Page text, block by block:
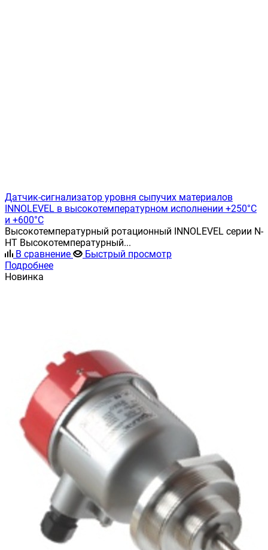
Датчик-сигнализатор уровня сыпучих материалов
INNOLEVEL в высокотемпературном исполнении +250°C
и +600°C
Высокотемпературный ротационный INNOLEVEL серии N-
HT Высокотемпературный...
В сравнение
Быстрый просмотр
Подробнее
Новинка